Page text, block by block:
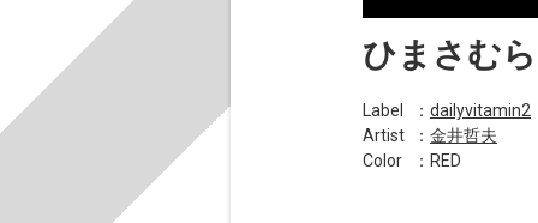
ひまさむ
Label ： dailyvitamin2
Artist
： 金井哲夫
Color
：RED